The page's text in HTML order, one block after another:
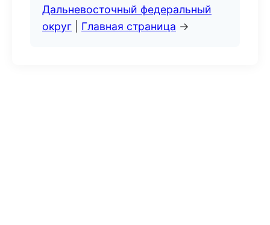
Дальневосточный федеральный
округ
Главная страница →